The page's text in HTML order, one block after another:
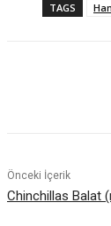
TAGS
Önceki İçerik
Chinchillas Balat